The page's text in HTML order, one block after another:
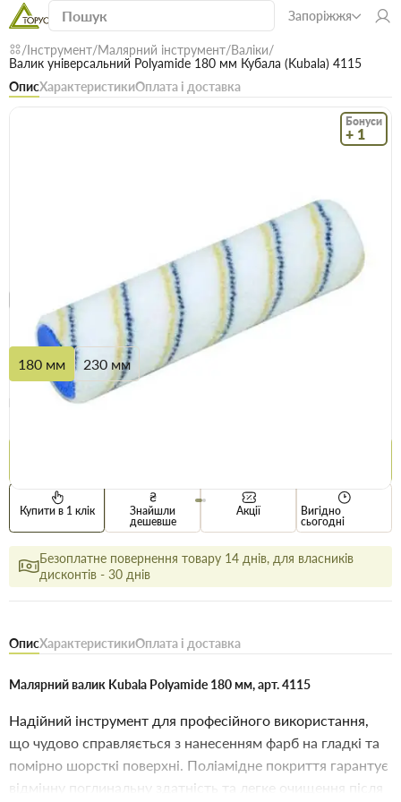
Запоріжжя
Інструмент Малярний інструмент Валіки
Валик універсальний Polyamide 180 мм Кубала (Kubala) 4115
ОписХарактеристикиОплата і доставка
Бонуси
+ 1
Валик універсальний Polyamide 180 мм
Безкоштовна доставка! Від 15000 грн єВідновлення Доставка НП
Розмір
180 мм 230 мм
Купити в 1 клік
Знайшли
дешевше
Акції
Вигідно
сьогодні
Безоплатне повернення товару 14 днів, для власників
дисконтів - 30 днів
ОписХарактеристикиОплата і доставка
Малярний валик Kubala Polyamide 180 мм, арт. 4115
Надійний інструмент для професійного використання,
що чудово справляється з нанесенням фарб на гладкі та
помірно шорсткі поверхні. Поліамідне покриття гарантує
відмінну поглинальну здатність та легке очищення після